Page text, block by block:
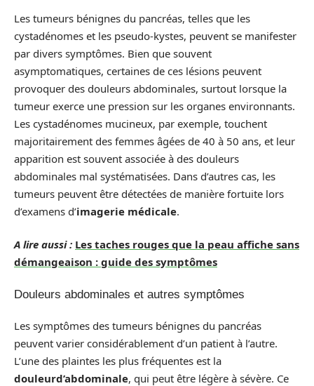
Les tumeurs bénignes du pancréas, telles que les
cystadénomes et les pseudo-kystes, peuvent se manifester
par divers symptômes. Bien que souvent
asymptomatiques, certaines de ces lésions peuvent
provoquer des douleurs abdominales, surtout lorsque la
tumeur exerce une pression sur les organes environnants.
Les cystadénomes mucineux, par exemple, touchent
majoritairement des femmes âgées de 40 à 50 ans, et leur
apparition est souvent associée à des douleurs
abdominales mal systématisées. Dans d’autres cas, les
tumeurs peuvent être détectées de manière fortuite lors
d’examens d’imagerie médicale.
A lire aussi : Les taches rouges que la peau affiche sans
démangeaison : guide des symptômes
Douleurs abdominales et autres symptômes
Les symptômes des tumeurs bénignes du pancréas
peuvent varier considérablement d’un patient à l’autre.
L’une des plaintes les plus fréquentes est la
douleurd’abdominale, qui peut être légère à sévère. Ce